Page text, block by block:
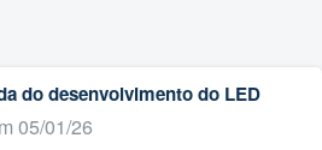
do desenvolvimento do LED
05/01/26